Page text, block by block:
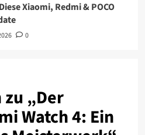
Xiaomi, Redmi & POCO
0
„Der
Watch 4: Ein